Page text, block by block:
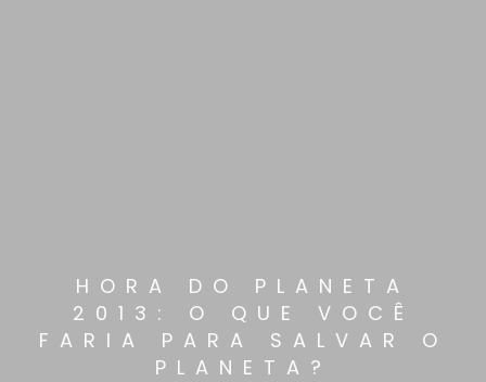
HORA DO PLANETA
2013: O QUE VOCÊ
FARIA PARA SALVAR O
PLANETA?